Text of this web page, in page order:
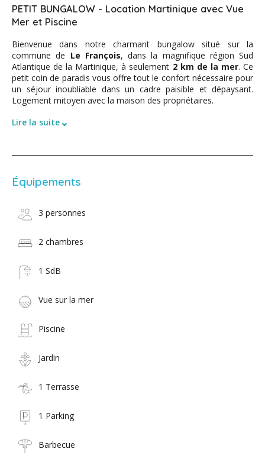
PETIT BUNGALOW - Location Martinique avec Vue
Mer et Piscine
Bienvenue dans notre charmant bungalow situé sur la
commune de Le François, dans la magnifique région Sud
Atlantique de la Martinique, à seulement 2 km de la mer. Ce
petit coin de paradis vous offre tout le confort nécessaire pour
un séjour inoubliable dans un cadre paisible et dépaysant.
Logement mitoyen avec la maison des propriétaires.
Lire la suite⌄
Équipements
3 personnes
2 chambres
1 SdB
Vue sur la mer
Piscine
Jardin
1 Terrasse
1 Parking
Barbecue